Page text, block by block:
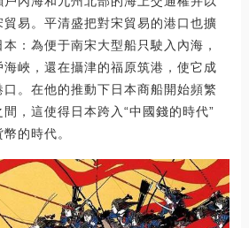
易。平清盛把對宋貿易的港口也擴
：為便于南宋大型船只駛入內海，
峽，還在攝津的福原筑港，使它成
。在他的推動下日本商船開始頻繁
，這使得日本跨入“中國錢的時代”
的時代。